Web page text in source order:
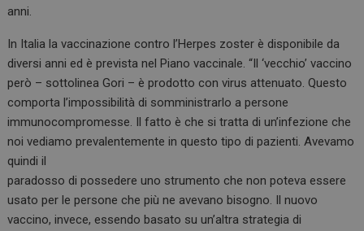
anni.
In Italia la vaccinazione contro l’Herpes zoster è disponibile da
diversi anni ed è prevista nel Piano vaccinale. “Il ‘vecchio’ vaccino
però – sottolinea Gori – è prodotto con virus attenuato. Questo
comporta l’impossibilità di somministrarlo a persone
immunocompromesse. Il fatto è che si tratta di un’infezione che
noi vediamo prevalentemente in questo tipo di pazienti. Avevamo
quindi il
paradosso di possedere uno strumento che non poteva essere
usato per le persone che più ne avevano bisogno. Il nuovo
vaccino, invece, essendo basato su un’altra strategia di